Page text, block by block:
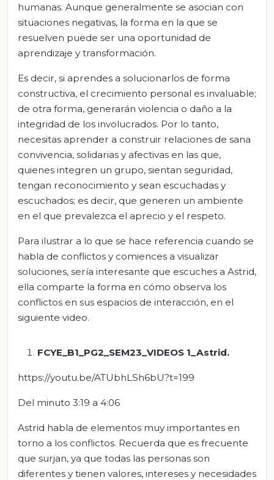
humanas. Aunque generalmente se asocian con
situaciones negativas, la forma en la que se
resuelven puede ser una oportunidad de
aprendizaje y transformación.
Es decir, si aprendes a solucionarlos de forma
constructiva, el crecimiento personal es invaluable;
de otra forma, generarán violencia o daño a la
integridad de los involucrados. Por lo tanto,
necesitas aprender a construir relaciones de sana
convivencia, solidarias y afectivas en las que,
quienes integren un grupo, sientan seguridad,
tengan reconocimiento y sean escuchadas y
escuchados; es decir, que generen un ambiente
en el que prevalezca el aprecio y el respeto.
Para ilustrar a lo que se hace referencia cuando se
habla de conflictos y comiences a visualizar
soluciones, sería interesante que escuches a Astrid,
ella comparte la forma en cómo observa los
conflictos en sus espacios de interacción, en el
siguiente video.
FCYE_B1_PG2_SEM23_VIDEOS 1_Astrid.
https://youtu.be/ATUbhLSh6bU?t=199
Del minuto 3:19 a 4:06
Astrid habla de elementos muy importantes en
torno a los conflictos. Recuerda que es frecuente
que surjan, ya que todas las personas son
diferentes y tienen valores, intereses y necesidades